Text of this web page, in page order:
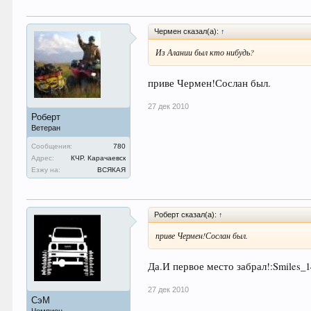
Роберт
Ветеран
Сообщения:
780
Адрес:
КЧР. Карачаевск
Езжу на:
ВСЯКАЯ
Чермен сказал(а): ↑
Из Алании был кто нибудь?
приве Чермен!Сослан был.
27 дек 2010
СэМ
Роберт сказал(а): ↑
приве Чермен!Сослан был.
Да.И первое место
27 дек 2010